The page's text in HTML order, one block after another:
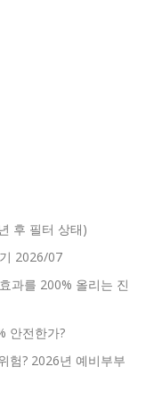
후 필터 상태)
2026/07
과를 200% 올리는 진
안전한가?
험? 2026년 예비부부